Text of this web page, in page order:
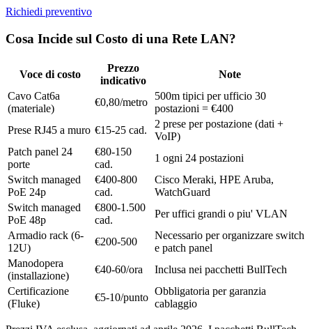
Richiedi preventivo
Cosa Incide sul Costo di una Rete LAN?
Voce di costo
Prezzo
indicativo
Note
Cavo Cat6a
(materiale)
€0,80/metro
500m tipici per ufficio 30
postazioni = €400
Prese RJ45 a muro €15-25 cad.
2 prese per postazione (dati +
VoIP)
Patch panel 24
porte
€80-150
cad.
1 ogni 24 postazioni
Switch managed
PoE 24p
€400-800
cad.
Cisco Meraki, HPE Aruba,
WatchGuard
Switch managed
PoE 48p
€800-1.500
cad.
Per uffici grandi o piu' VLAN
Armadio rack (6-
12U)
€200-500
Necessario per organizzare switch
e patch panel
Manodopera
(installazione)
€40-60/ora
Inclusa nei pacchetti BullTech
Certificazione
(Fluke)
€5-10/punto
Obbligatoria per garanzia
cablaggio